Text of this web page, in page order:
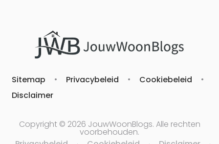
Sitemap • Privacybeleid • Cookiebeleid
•
Disclaimer
Copyright © 2026 JouwWoonBlogs. Alle rechten
voorbehouden.